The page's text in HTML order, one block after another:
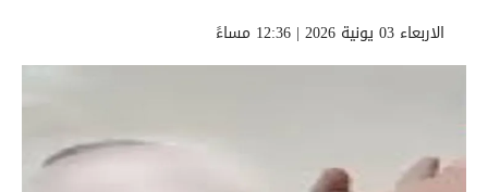
الاربعاء 03 يونية 2026 | 12:36 مساءً